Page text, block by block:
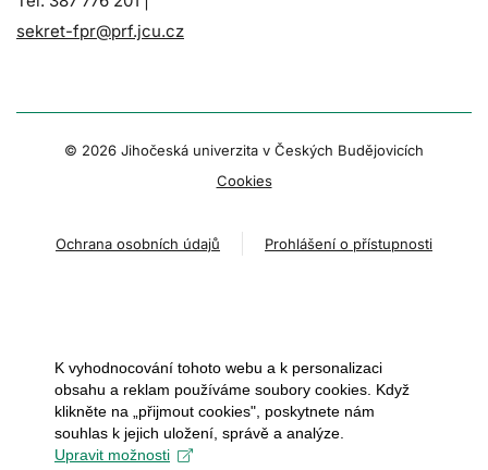
sekret-fpr@prf.jcu.cz
© 2026 Jihočeská univerzita v Českých Budějovicích
Cookies
Ochrana osobních údajů Prohlášení o přístupnosti
K vyhodnocování tohoto webu a k personalizaci
obsahu a reklam používáme soubory cookies. Když
klikněte na „přijmout cookies", poskytnete nám
souhlas k jejich uložení, správě a analýze.
Upravit možnosti